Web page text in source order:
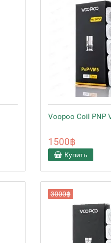
Voopoo Coil PNP
1500฿
Купить
3000฿